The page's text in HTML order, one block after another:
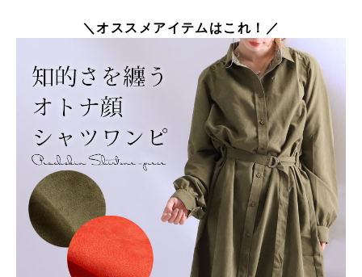
＼オススメアイテムはこれ！／